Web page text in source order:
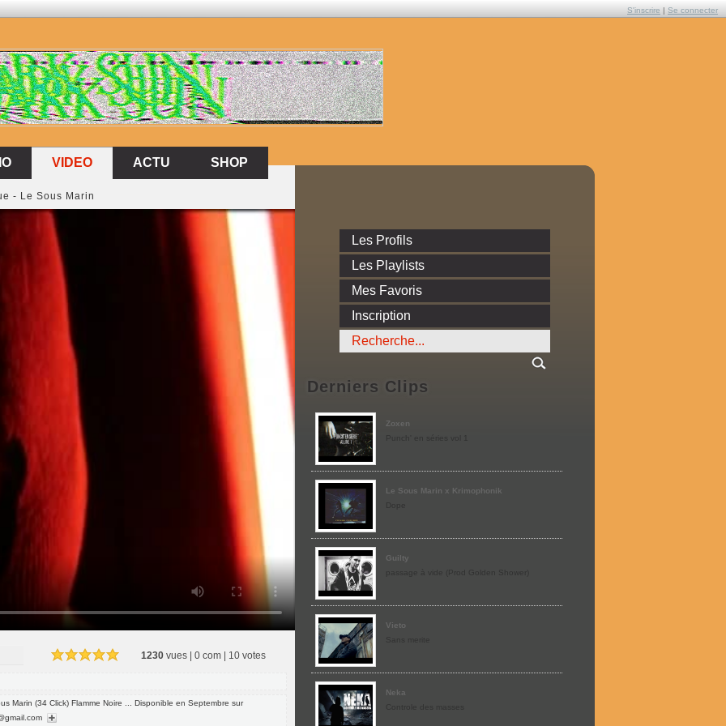
S'inscrire | Se connecter
SHOP
ACTU
VIDEO
VIDEO
- Le Sous Marin
1230 vues | 0 com | 10 votes
Marin (34 Click) Flamme Noire ... Disponible en Septembre sur
Les Profils
Les Playlists
Mes Favoris
Inscription
Derniers Clips
Zoxen
Punch' en séries vol 1
Le Sous Marin x Krimophonik
Guilty
passage à vide (Prod Golden Shower)
Vieto
Neka